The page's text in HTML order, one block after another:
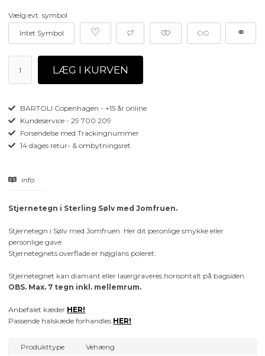
Vælg evt. symbol
Intet Symbol
♡ ≥ ≠ ∞ ⚭
BARTOLI Copenhagen - +15 år online
Kundeservice - 29 700 209
Forsendelse med Trackingnummer
14 dages retur- & ombytningsret
info
Stjernetegn i Sterling Sølv med Jomfruen.
Stjernetegn i Sølv med Jomfruen. Her dit peronlige smykke eller
personlige gave.
Stjernetegnets overflade er højglans poleret.
Stjernetegnet kan diamant eller lasergraveres horisontalt på bagsiden.
OBS. Max. 7 tegn inkl. mellemrum.
Anbefalet kæder HER!
Passende halskæde forhandles HER!
Produkttype
Vehæng